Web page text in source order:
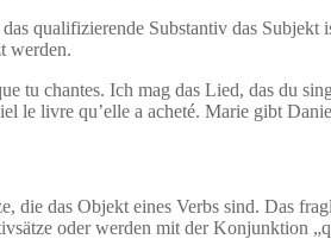
qualifizierende Substantiv das
werden.
tu chantes. Ich mag das Lied, das du
le livre qu’elle a acheté. Marie gibt
die das Objekt eines Verbs sind. Das
oder werden mit der Konjunktion